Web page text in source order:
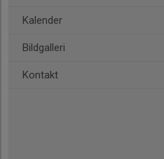
Kalender
Bildgalleri
Kontakt